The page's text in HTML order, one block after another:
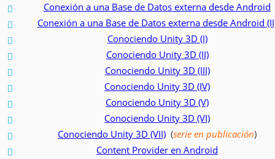
Conexión a una Base de Datos externa desde Android
Conexión a una Base de Datos externa desde Android
Conociendo Unity 3D (I)
Conociendo Unity 3D (II)
Conociendo Unity 3D (III)
Conociendo Unity 3D (IV)
Conociendo Unity 3D (V)
Conociendo Unity 3D (VI)
Conociendo Unity 3D (VII) (serie en publicación)
Content Provider en Android